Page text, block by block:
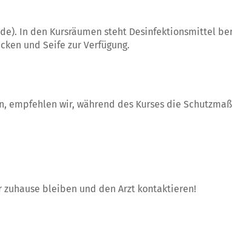
In den Kursräumen steht Desinfektionsmittel
und Seife zur Verfügung.
wir, während des Kurses die
zuhause bleiben und den Arzt kontaktieren!